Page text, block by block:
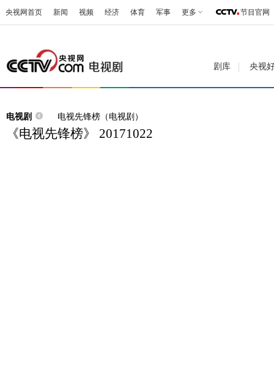
央视网首页 新闻 视频 经济 体育 军事 更多 节目官网
剧库 央视
电视剧 电视先锋榜（电视剧）
《电视先锋榜》 20171022